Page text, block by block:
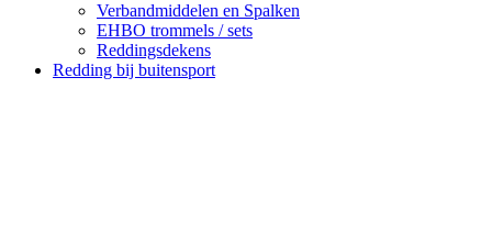
Verbandmiddelen en Spalken
EHBO trommels / sets
Reddingsdekens
Redding bij buitensport